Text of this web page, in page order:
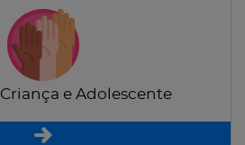
e Adolescente